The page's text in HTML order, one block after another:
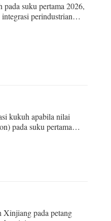
suku pertama 2026,
perindustrian
kukuh apabila nilai
pada suku pertama
pada petang